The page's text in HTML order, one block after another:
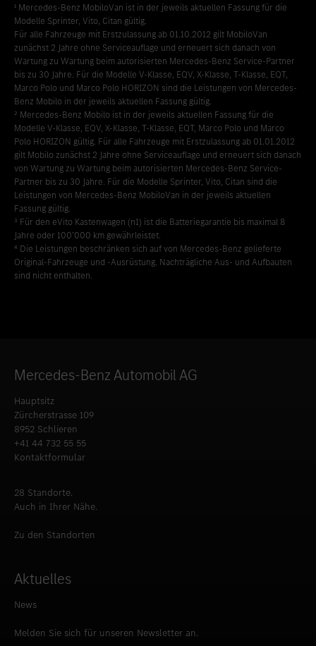
¹ Mercedes-Benz MobiloVan ist in der jeweils aktuellen Fassung für die
Modelle Sprinter, Vito, Citan gültig.
Für alle Fahrzeuge mit Erstzulassung ab 01.10.2012 gilt MobiloVan
zunächst 2 Jahre ohne Serviceauflage und erneuert sich danach von
Wartung zu Wartung beim autorisierten Mercedes-Benz Service-Partner
bis zu 30 Jahre. Für die Modelle V-Klasse, EQV, X-Klasse, T-Klasse, EQT,
Marco Polo und Marco Polo HORIZON sind die Leistungen von Mercedes-
Benz Mobilo in der jeweils aktuellen Fassung gültig.
² Mercedes-Benz Mobilo ist in der jeweils aktuellen Fassung für die
Modelle V-Klasse, EQV, X-Klasse, T-Klasse, EQT, Marco Polo und Marco
Polo HORIZON gültig. Für alle Fahrzeuge mit Erstzulassung ab 01.01.2012
gilt Mobilo zunächst 2 Jahre ohne Serviceauflage und erneuert sich danach
von Wartung zu Wartung beim autorisierten Mercedes-Benz Service-
Partner bis zu 30 Jahre. Für die Modelle Sprinter, Vito, Citan sind die
Leistungen von Mercedes-Benz MobiloVan in der jeweils aktuellen
Fassung gültig.
³ Für den eVito Kastenwagen (n1) ist die Batteriegarantie bis maximal 8
Jahre oder 100’000 km gewährleistet.
⁴ Die Leistungen beschränken sich auf von Mercedes-Benz gelieferte
Original-Fahrzeuge und -Ausrüstung. Nachträgliche Aus- und Aufbauten
sind nicht enthalten.
Mercedes-Benz Automobil AG
Hauptsitz
Zürcherstrasse 109
8952 Schlieren
+41 44 732 55 55
Kontaktformular
28 Standorte.
Auch in Ihrer Nähe.
Zu den Standorten
Aktuelles
News
Melden Sie sich für unseren Newsletter an.